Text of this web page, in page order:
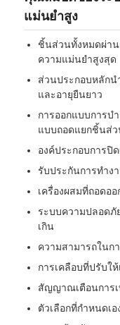
เกี่ยวกับเรา
ทัวร์โรงงาน
ควบคุมคุณภาพ
ทุกกรณี
ขออ้าง
แม่นยำสูง
ชิ้นส่วนทั้งหมดผ่าน
ความแม่นยำสูงสุด
ส่วนประกอบหลักน
และอายุยืนยาว
การออกแบบการบ
แบบถอดแยกชิ้นส่ว
องค์ประกอบการปิ
รับประกันการทำง
เครื่องผสมที่ถอดอ
ระบบความปลอดภั
เกิน
ความสามารถในก
การเคลือบที่ปรับใ
สัญญาณเตือนการเ
ตัวเลือกที่กำหนดเ